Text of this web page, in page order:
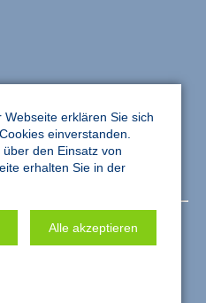
Grenzflächen­analytik
erklären Sie sich
einverstanden.
den Einsatz von
erhalten Sie in der
Alle akzeptieren